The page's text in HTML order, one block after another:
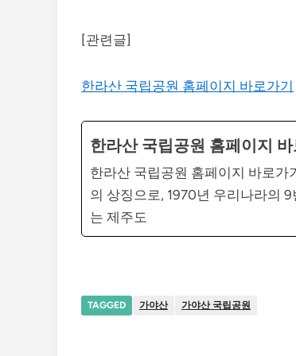
[관련글]
한라산 국립공원 홈페이지 바로가기
한라산 국립공원 홈페이지
한라산 국립공원 홈페이지 바로가
의 상징으로, 1970년 우리나라의
는 제주도
TAGGED 가야산 가야산 국립공원